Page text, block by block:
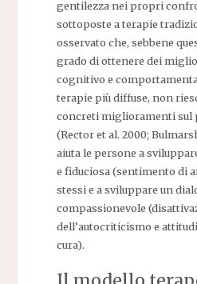
gentilezza nei propri
sottoposte a terapie
osservato che, sebbene
grado di ottenere dei
cognitivo e
terapie più diffuse, non
concreti miglioramenti sul
(Rector et al. 2000;
aiuta le persone a
e fiduciosa (sentimento di
stessi e a sviluppare un
compassionevole
dell’autocriticismo e
cura).